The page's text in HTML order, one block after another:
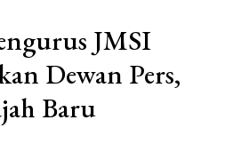
JMSI
Dewan Pers,
Baru